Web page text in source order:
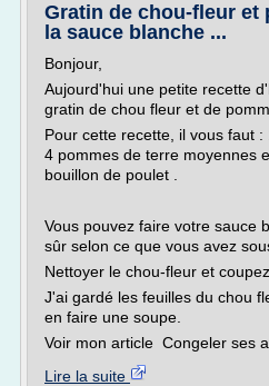
Gratin de chou-fleur et
la sauce blanche ...
Bonjour,
Aujourd'hui une petite recette
gratin de chou fleur et de
Pour cette recette, il vous faut :
4 pommes de terre moyennes
bouillon de poulet .
Vous pouvez faire votre sauce
sûr selon ce que vous avez
Nettoyer le chou-fleur et
J'ai gardé les feuilles du chou
en faire une soupe.
Voir mon article Congeler ses
Lire la suite